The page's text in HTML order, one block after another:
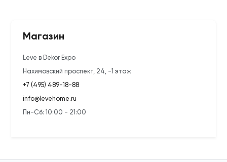
Магазин
Leve в Dekor Expo
Нахимовский проспект, 24, -1 этаж
+7 (495) 489-18-88
info@levehome.ru
Пн-Сб: 10:00 - 21:00